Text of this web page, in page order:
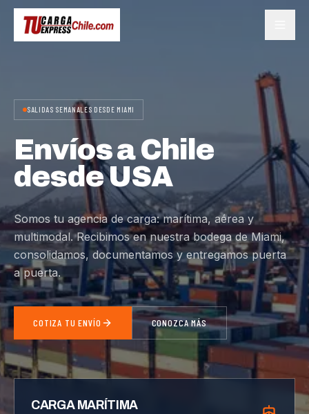
SALIDAS SEMANALES DESDE MIAMI
Envíos a Chile
desde USA
Somos tu agencia de carga: marítima, aérea y
multimodal. Recibimos en nuestra bodega de Miami,
consolidamos, documentamos y entregamos puerta
a puerta.
COTIZA TU ENVÍO CONOZCA MÁS
CARGA MARÍTIMA